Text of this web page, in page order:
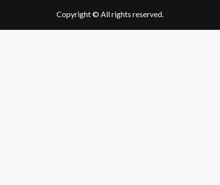
Copyright © All rights reserved.